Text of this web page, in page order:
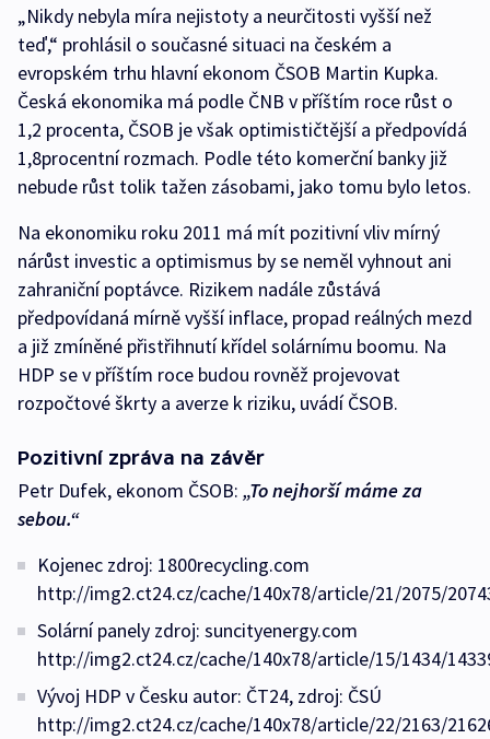
„Nikdy nebyla míra nejistoty a neurčitosti vyšší než
teď,“ prohlásil o současné situaci na českém a
evropském trhu hlavní ekonom ČSOB Martin Kupka.
Česká ekonomika má podle ČNB v příštím roce růst o
1,2 procenta, ČSOB je však optimističtější a předpovídá
1,8procentní rozmach. Podle této komerční banky již
nebude růst tolik tažen zásobami, jako tomu bylo letos.
Na ekonomiku roku 2011 má mít pozitivní vliv mírný
nárůst investic a optimismus by se neměl vyhnout ani
zahraniční poptávce. Rizikem nadále zůstává
předpovídaná mírně vyšší inflace, propad reálných mezd
a již zmíněné přistřihnutí křídel solárnímu boomu. Na
HDP se v příštím roce budou rovněž projevovat
rozpočtové škrty a averze k riziku, uvádí ČSOB.
Pozitivní zpráva na závěr
Petr Dufek, ekonom ČSOB: „To nejhorší máme za
sebou.“
Kojenec zdroj: 1800recycling.com
http://img2.ct24.cz/cache/140x78/article/21/2075/
Solární panely zdroj: suncityenergy.com
http://img2.ct24.cz/cache/140x78/article/15/1434/
Vývoj HDP v Česku autor: ČT24, zdroj: ČSÚ
http://img2.ct24.cz/cache/140x78/article/22/2163/